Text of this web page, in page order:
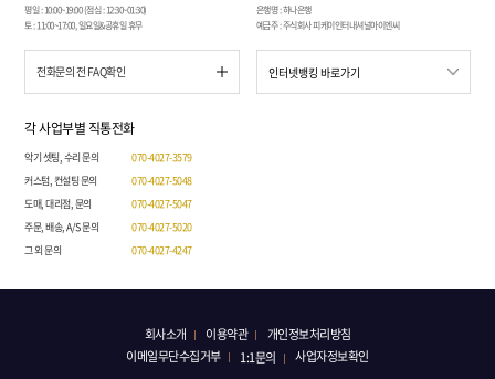
평일 : 10:00~19:00 (점심 : 12:30~01:30)
토 : 11:00~17:00, 일요일&공휴일 휴무
전화문의 전 FAQ확인
은행명 : 하나은행
예금주 : 주식회사 피케이인터내셔널아이엔씨
각 사업부별 직통전화
악기 셋팅, 수리 문의
070-4027-3579
커스텀, 컨설팅 문의
070-4027-5048
도매, 대리점, 문의
070-4027-5047
주문, 배송, A/S 문의
070-4027-5020
그 외 문의
070-4027-4247
회사소개 이용약관
개인정보처리방침
이메일무단수집거부
1:1문의 사업자정보확인